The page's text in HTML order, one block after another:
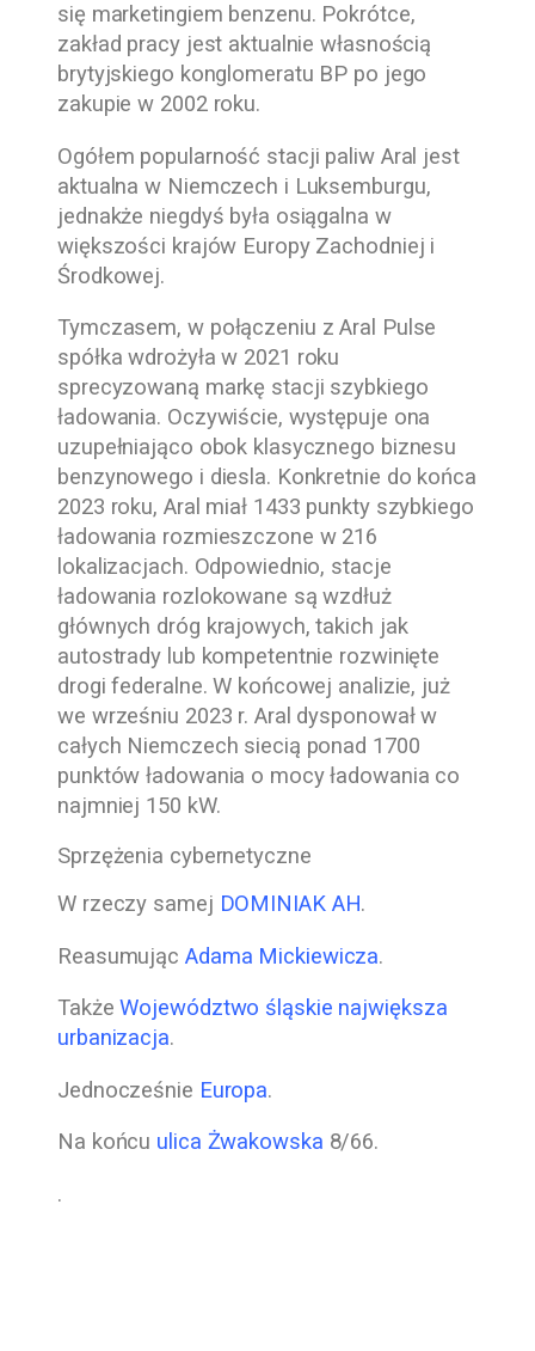
się marketingiem benzenu. Pokrótce,
zakład pracy jest aktualnie własnością
brytyjskiego konglomeratu BP po jego
zakupie w 2002 roku.
Ogółem popularność stacji paliw Aral jest
aktualna w Niemczech i Luksemburgu,
jednakże niegdyś była osiągalna w
większości krajów Europy Zachodniej i
Środkowej.
Tymczasem, w połączeniu z Aral Pulse
spółka wdrożyła w 2021 roku
sprecyzowaną markę stacji szybkiego
ładowania. Oczywiście, występuje ona
uzupełniająco obok klasycznego biznesu
benzynowego i diesla. Konkretnie do końca
2023 roku, Aral miał 1433 punkty szybkiego
ładowania rozmieszczone w 216
lokalizacjach. Odpowiednio, stacje
ładowania rozlokowane są wzdłuż
głównych dróg krajowych, takich jak
autostrady lub kompetentnie rozwinięte
drogi federalne. W końcowej analizie, już
we wrześniu 2023 r. Aral dysponował w
całych Niemczech siecią ponad 1700
punktów ładowania o mocy ładowania co
najmniej 150 kW.
Sprzężenia cybernetyczne
W rzeczy samej DOMINIAK AH.
Reasumując Adama Mickiewicza.
TakżeWojewództwo śląskie największa
urbanizacja.
Jednocześnie Europa.
Na końcu ulica Żwakowska 8/66.
.